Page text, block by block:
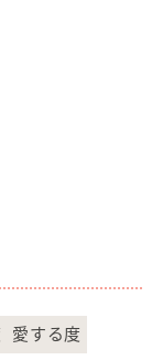
愛する度